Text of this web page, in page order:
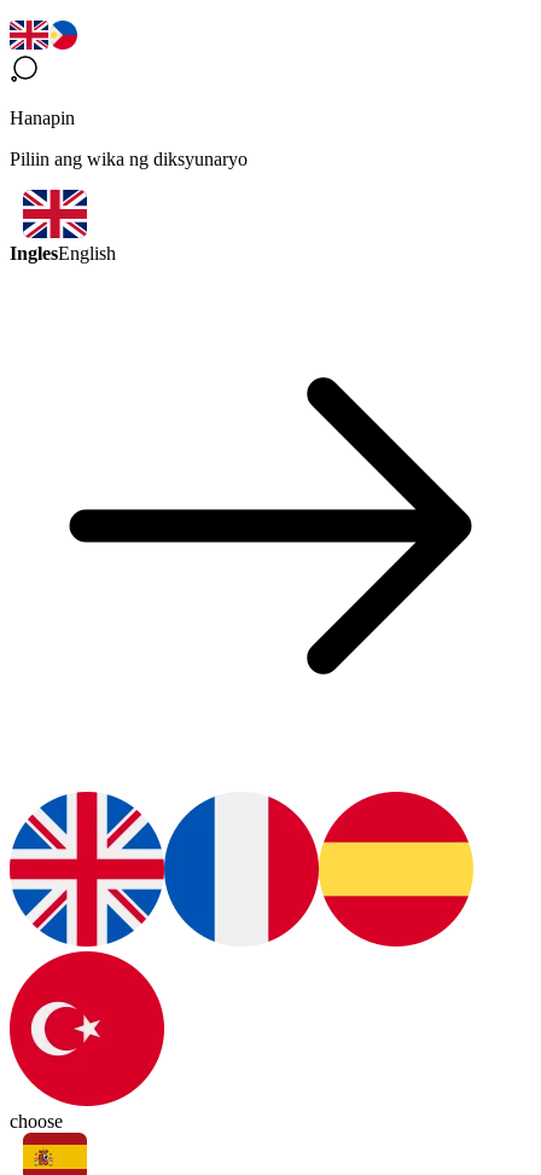
Hanapin
Piliin ang wika ng diksyunaryo
InglesEnglish
choose